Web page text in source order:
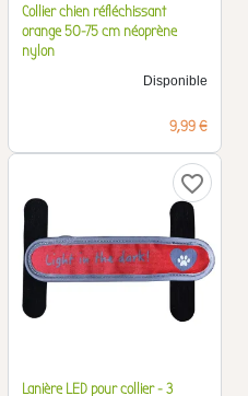
Collier chien réfléchissant
orange 50-75 cm néoprène
nylon
Disponible
Prix
9,99 €
favorite_border
Lanière LED pour collier - 3